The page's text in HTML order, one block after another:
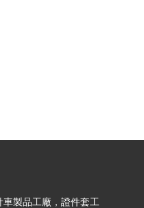
製品工廠，證件套工